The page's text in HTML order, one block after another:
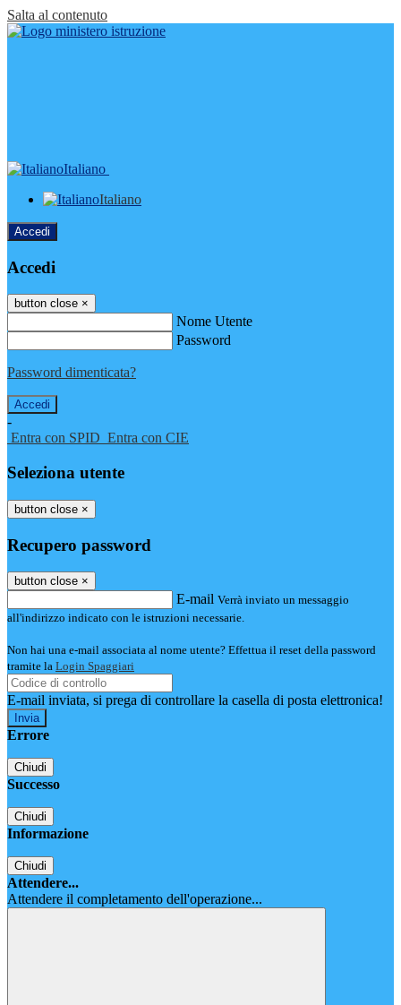
Salta al contenuto
Italiano
Italiano
Accedi
Accedi
button close ×
Nome Utente
Password
Password dimenticata?
-
Entra con SPID Entra con CIE
Seleziona utente
button close ×
Recupero password
button close ×
E-mail Verrà inviato un messaggio
all'indirizzo indicato con le istruzioni necessarie.
Non hai una e-mail associata al nome utente? Effettua il reset della password
tramite la Login Spaggiari
E-mail inviata, si prega di controllare la casella di posta elettronica!
Errore
Chiudi
Successo
Chiudi
Informazione
Chiudi
Attendere...
Attendere il completamento dell'operazione...